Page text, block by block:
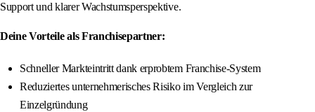
Support und klarer Wachstumsperspektive.
Deine Vorteile als Franchisepartner:
Schneller Markteintritt dank erprobtem Franchise-System
Reduziertes unternehmerisches Risiko im Vergleich zur
Einzelgründung